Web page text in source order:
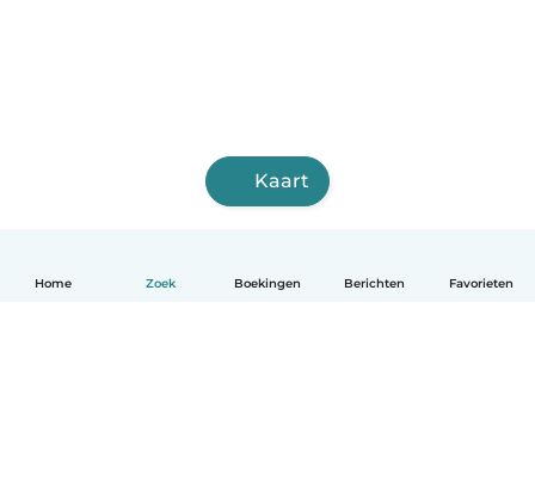
Home Zoek Boekingen Berichten Favorieten
Kaart